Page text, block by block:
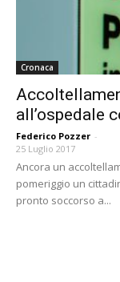
Cronaca
all’ospedale
Federico Pozzer -
25 Luglio 2017
Ancora un
pomeriggio un
pronto soccorso a...